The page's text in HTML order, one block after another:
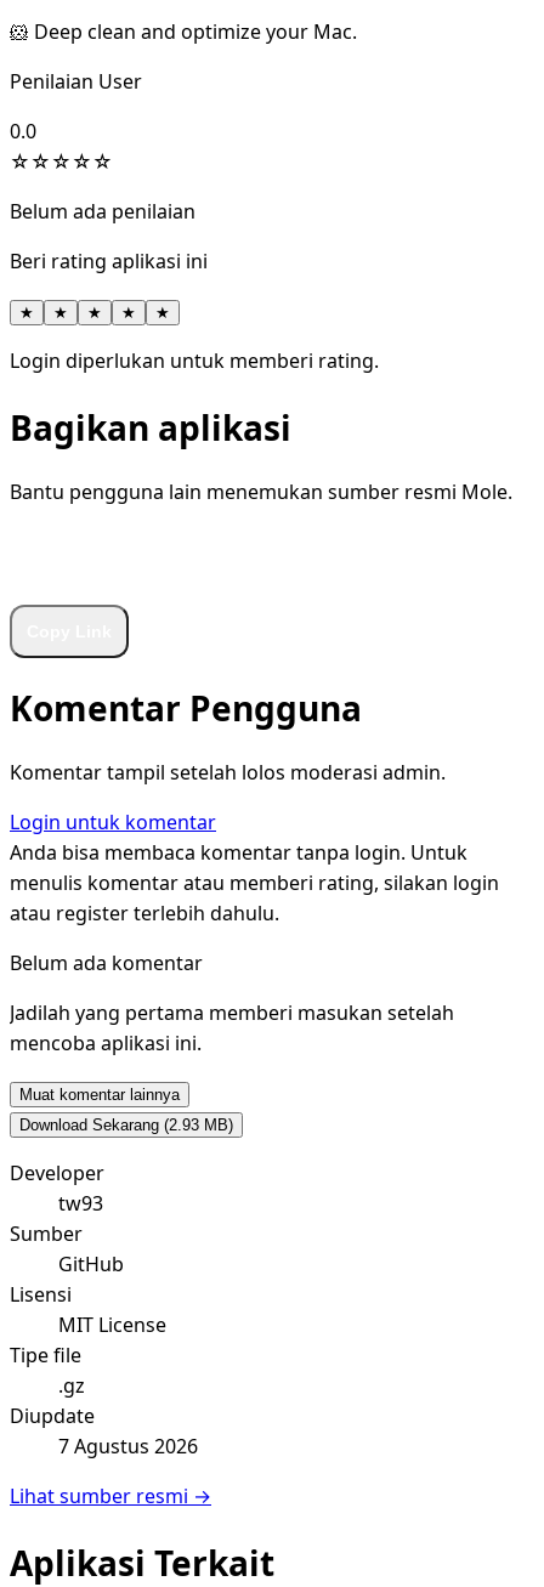
🐹 Deep clean and optimize your Mac.
Penilaian User
0.0
☆☆☆☆☆
Belum ada penilaian
Beri rating aplikasi ini
★ ★ ★ ★ ★
Login diperlukan untuk memberi rating.
Bagikan aplikasi
Bantu pengguna lain menemukan sumber resmi Mole.
Komentar Pengguna
Komentar tampil setelah lolos moderasi admin.
Login untuk komentar
Anda bisa membaca komentar tanpa login. Untuk
menulis komentar atau memberi rating, silakan login
atau register terlebih dahulu.
Belum ada komentar
Jadilah yang pertama memberi masukan setelah
mencoba aplikasi ini.
Muat komentar lainnya
Download Sekarang (2.93 MB)
Developer
tw93
Sumber
GitHub
Lisensi
MIT License
Tipe file
.gz
Diupdate
7 Agustus 2026
Lihat sumber resmi →
Aplikasi Terkait